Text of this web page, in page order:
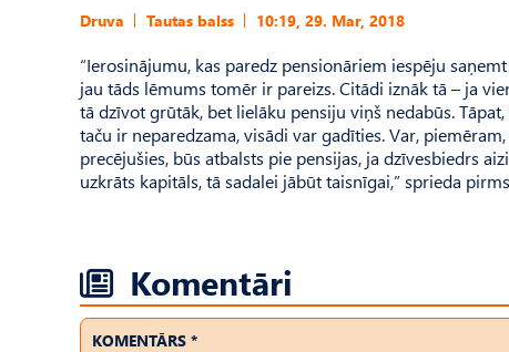
Druva Tautas balss 10:19, 29. Mar, 2018
“Ierosinājumu, kas paredz pensionāriem iespēju
jau tāds lēmums tomēr ir pareizs. Citādi iznāk tā – ja
tā dzīvot grūtāk, bet lielāku pensiju viņš nedabūs.
taču ir neparedzama, visādi var gadīties. Var,
precējušies, būs atbalsts pie pensijas, ja dzīvesbiedrs
uzkrāts kapitāls, tā sadalei jābūt taisnīgai,” sprieda
Komentāri
KOMENTĀRS *